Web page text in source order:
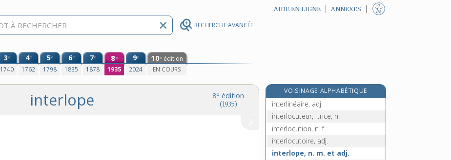
RECHERCHE AVANCÉE
AIDE EN LIGNE ANNEXES
3e
1740
4e
1762
5e
1798
6e
1835
7e
1878
8e
1935
9e
2024
10e édition
EN COURS
8e édition
(1935)
interlope VOISINAGE ALPHABÉTIQUE
interligner, v. tr.
interlinéaire, adj.
interlocuteur, -trice, n.
interlocution, n. f.
interlocutoire, adj.
interlope, n. m. et adj.